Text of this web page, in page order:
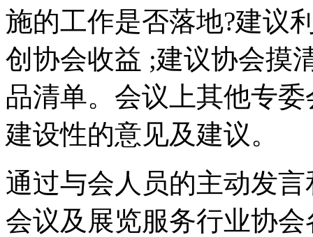
施的工作是否落地?建议
创协会收益 ;建议协会摸
品清单。会议上其他专
建设性的意见及建议。
通过与会人员的主动发
会议及展览服务行业协